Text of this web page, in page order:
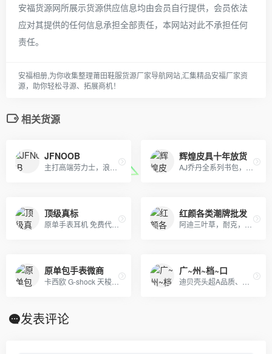
安福货源网所展示货源供应信息均由会员自行提供，会员依法
应对其提供的任何信息承担全部责任，本网站对此不承担任何
责任。
安福相册,为你收集整理莆田鞋服货源厂家导航网站,汇集精品安福厂家资
源，助你轻松寻源、拓展商机！
相关货源
JFNOOB 辉煌皮具十年放货
顶级真标 红颜各类潮牌批发
原单包手表微商 广~州~档~口
发表评论